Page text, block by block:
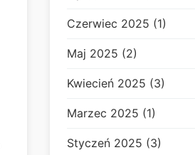
Czerwiec 2025 (1)
Maj 2025 (2)
Kwiecień 2025 (3)
Marzec 2025 (1)
Styczeń 2025 (3)